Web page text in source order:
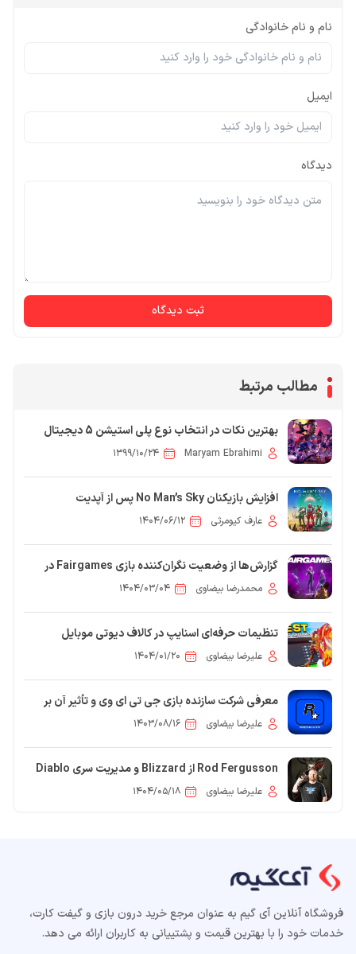
نام و نام خانوادگی
ایمیل
دیدگاه
ثبت دیدگاه
مطالب مرتبط
بهترین نکات در انتخاب نوع پلی استیشن 5 دیجیتال
ادیشنMaryam Ebrahimi ۱۳۹۹/۱۰/۲۴
افزایش بازیکنان No Man’s Sky پس از آپدیت
Voyagers در 2025
عارف کیومرثی ۱۴۰۴/۰۶/۱۲
گزارش‌ها از وضعیت نگران‌کننده بازی Fairgames در
تست‌های داخلی حکایت دارند
محمدرضا بیضاوی ۱۴۰۴/۰۳/۰۴
تنظیمات حرفه‌ای اسنایپ در کالاف دیوتی موبایل
علیرضا بیضاوی ۱۴۰۴/۰۱/۲۰
معرفی شرکت سازنده بازی جی تی ای وی و تأثیر آن بر
صنعت گیم
علیرضا بیضاوی ۱۴۰۳/۰۸/۱۶
Rod Fergusson از Blizzard و مدیریت سری Diablo
کناره‌گیری کرد
علیرضا بیضاوی ۱۴۰۴/۰۵/۱۸
فروشگاه آنلاین آی گیم به عنوان مرجع خرید درون بازی و گیفت کارت،
خدمات خود را با بهترین قیمت و پشتییانی به کاربران ارائه می دهد.